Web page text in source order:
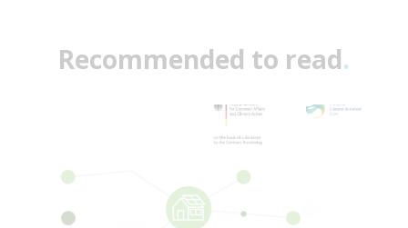
Recommended to read.